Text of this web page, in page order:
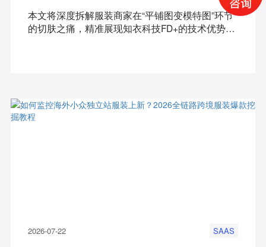
本文将深度拆解服装商家在“平铺图变模特图”环节
的切肤之痛，精准展现知衣科技FD+的技术优势与
2026-07-22 SAAS